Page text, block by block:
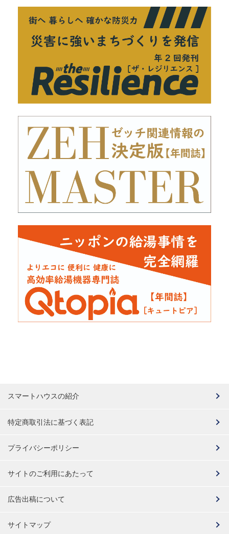
スマートハウスの紹介
特定商取引法に基づく表記
プライバシーポリシー
サイトのご利用にあたって
広告出稿について
サイトマップ